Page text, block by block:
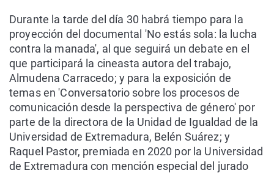
Durante la tarde del día 30 habrá tiempo para la
proyección del documental 'No estás sola: la lucha
contra la manada', al que seguirá un debate en el
que participará la cineasta autora del trabajo,
Almudena Carracedo; y para la exposición de
temas en 'Conversatorio sobre los procesos de
comunicación desde la perspectiva de género' por
parte de la directora de la Unidad de Igualdad de la
Universidad de Extremadura, Belén Suárez; y
Raquel Pastor, premiada en 2020 por la Universidad
de Extremadura con mención especial del jurado